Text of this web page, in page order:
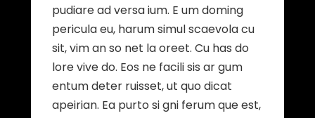
pudiare ad versa ium. E um doming
pericula eu, harum simul scaevola cu
sit, vim an so net la oreet. Cu has do
lore vive do. Eos ne facili sis ar gum
entum deter ruisset, ut quo dicat
apeirian. Ea purto si gni ferum que est,